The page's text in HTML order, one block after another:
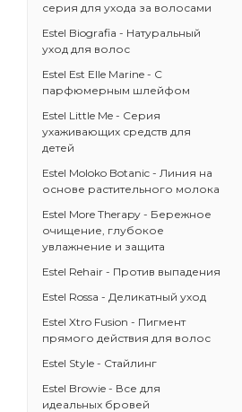
серия для ухода за волосами
Estel Biografia - Натуральный
уход для волос
Estel Est Elle Marine - C
парфюмерным шлейфом
Estel Little Me - Серия
ухаживающих средств для
детей
Estel Moloko Botanic - Линия на
основе растительного молока
Estel More Therapy - Бережное
очищение, глубокое
увлажнение и защита
Estel Rehair - Против выпадения
Estel Rossa - Деликатный уход
Estel Xtro Fusion - Пигмент
прямого действия для волос
Estel Style - Стайлинг
Estel Browie - Все для
идеальных бровей